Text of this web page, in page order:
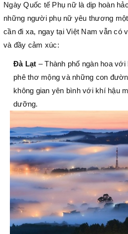
Ngày Quốc tế Phụ nữ là dịp hoàn
những người phụ nữ yêu thương
cần đi xa, ngay tại Việt Nam vẫn có
và đầy cảm xúc:
Đà Lạt – Thành phố ngàn hoa
phê thơ mộng và những con
không gian yên bình với khí hậu
dưỡng.